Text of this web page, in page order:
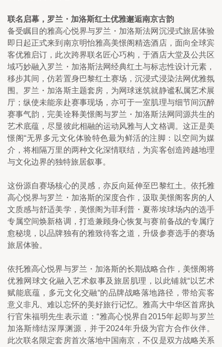
联名启幕，罗兰・加洛斯红土优雅邂逅南京古韵
备受瞩目的雅高心悦界与罗兰・加洛斯法网沉浸式旅居体验
即日起正式来到南京明怡雅高美憬阁精选酒店，面向全球宾
客优雅启订，此次跨界联名匠心巧构，于酒店大堂及公共区
域巧妙融入罗兰・加洛斯法网经典红土与标志性设计元素，
移步其间，仿若置身巴黎红土赛场，沉浸式浸染法网优雅氛
围。罗兰・加洛斯主题套房，为网球迷筑就静谧私属艺术展
厅；纵使未能亲赴赛事现场，亦可于一室肌理与细节间沉醉
赛事气韵，完美诠释美憬阁与罗兰・加洛斯法网同源共生的
艺术底蕴，尽显彼此相融的运动风雅与人文格调。这正是美
憬阁“无界多元文化体验特色最为鲜活的注脚：以空间为媒
介，将相隔万里的两种文化深情联结，为宾客创造跨越地理
与文化边界的独特旅居叙事。
这份源自赛场核心的灵感，亦反向延伸至巴黎红土。依托雅
高心悦界与罗兰・加洛斯的深度合作，汲取美憬阁客房的人
文质感与舒适美学，美憬阁为菲利普・夏蒂埃球场内的选手
专属空间焕新格调，打造兼顾身心恢复与赛前备战的专属疗
愈秘境，以品牌独有的雅致待客之道，升级参赛选手的赛场
旅居体验。
依托雅高心悦界与罗兰・加洛斯的长期战略合作，美憬阁将
优雅网球文化融入艺术叙事及旅居肌理，以此铺就“以艺术
赋能底蕴，多元文化交融“的品牌战略落地路径，带给宾客
意义非凡、难以忘怀的美好旅行记忆。雅高大中华区首席执
行官朱福明先生表示道：“雅高心悦界自2015年起即与罗兰
加洛斯缔结深厚渊源，并于2024年升级为官方合作伙伴。
此次联名限定套房首次落地中国南京，不仅是双方战略关系